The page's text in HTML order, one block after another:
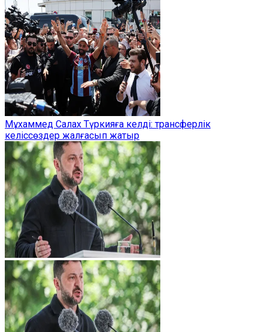
Мұхаммед Салах Түркияға келді: трансферлік
келіссөздер жалғасып жатыр